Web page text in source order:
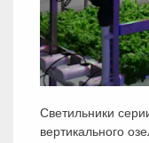
Светильники
вертикального